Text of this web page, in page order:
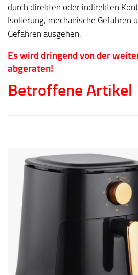
durch direkten oder indirekten
Isolierung, mechanische Gefahren
Gefahren ausgehen.
Es wird dringend von der
abgeraten!
Betroffene Artikel